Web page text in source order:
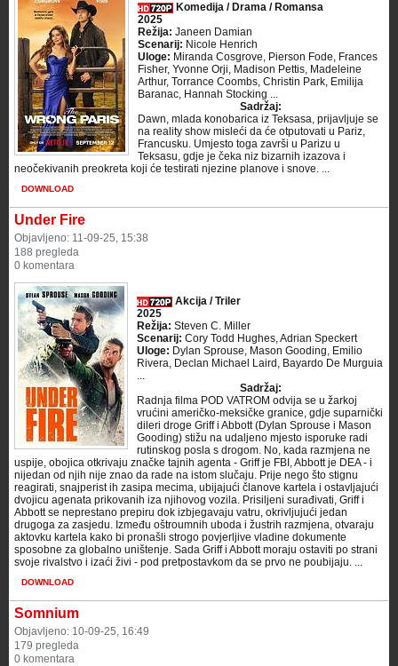
Komedija / Drama / Romansa
2025
Režija: Janeen Damian
Scenarij: Nicole Henrich
Uloge: Miranda Cosgrove, Pierson Fode, Frances
Fisher, Yvonne Orji, Madison Pettis, Madeleine
Arthur, Torrance Coombs, Christin Park, Emilija
Baranac, Hannah Stocking ...
Sadržaj:
Dawn, mlada konobarica iz Teksasa, prijavljuje se
na reality show misleći da će otputovati u Pariz,
Francusku. Umjesto toga završi u Parizu u
Teksasu, gdje je čeka niz bizarnih izazova i
neočekivanih preokreta koji će testirati njezine planove i snove. ...
DOWNLOAD
Under Fire
Objavljeno: 11-09-25, 15:38
188 pregleda
0 komentara
Akcija / Triler
2025
Režija: Steven C. Miller
Scenarij: Cory Todd Hughes, Adrian Speckert
Uloge: Dylan Sprouse, Mason Gooding, Emilio
Rivera, Declan Michael Laird, Bayardo De Murguia
...
Sadržaj:
Radnja filma POD VATROM odvija se u žarkoj
vrućini američko-meksičke granice, gdje suparnički
dileri droge Griff i Abbott (Dylan Sprouse i Mason
Gooding) stižu na udaljeno mjesto isporuke radi
rutinskog posla s drogom. No, kada razmjena ne
uspije, obojica otkrivaju značke tajnih agenta - Griff je FBI, Abbott je DEA - i
nijedan od njih nije znao da rade na istom slučaju. Prije nego što stignu
reagirati, snajperist ih zasipa mecima, ubijajući članove kartela i ostavljajući
dvojicu agenata prikovanih iza njihovog vozila. Prisiljeni surađivati, Griff i
Abbott se neprestano prepiru dok izbjegavaju vatru, okrivljujući jedan
drugoga za zasjedu. Između oštroumnih uboda i žustrih razmjena, otvaraju
aktovku kartela kako bi pronašli strogo povjerljive vladine dokumente
sposobne za globalno uništenje. Sada Griff i Abbott moraju ostaviti po strani
svoje rivalstvo i izaći živi - pod pretpostavkom da se prvo ne poubijaju. ...
DOWNLOAD
Somnium
Objavljeno: 10-09-25, 16:49
179 pregleda
0 komentara